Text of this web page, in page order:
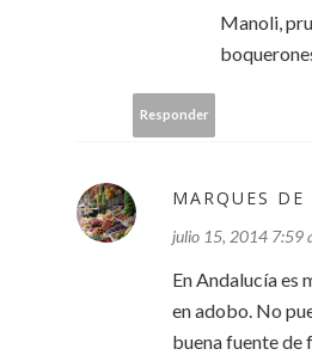
Manoli,
Responder
MARQUES
julio 15, 2014 7:59
En Andalucía es
en adobo. No
buena fuente de